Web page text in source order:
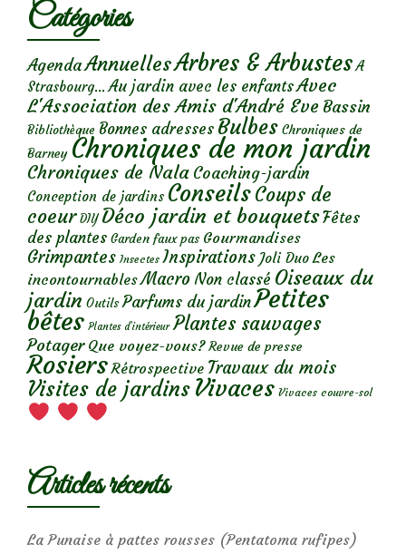
Catégories
AgendaAnnuellesArbres & Arbustes A
Strasbourg... Au jardin avec les enfantsAvec
L'Association des Amis d'André Eve Bassin
Bibliothèque Bonnes adresses Bulbes Chroniques de
Barney Chroniques de mon jardin
Chroniques de Nala Coaching-jardin
Conception de jardins ConseilsCoups de
coeur DIY Déco jardin et bouquetsFêtes
des plantes Garden faux pas Gourmandises
Grimpantes Insectes Inspirations Joli Duo Les
incontournables Macro Non classé Oiseaux du
jardin Outils Parfums du jardinPetites
bêtes Plantes d’intérieur Plantes sauvages
Potager Que voyez-vous? Revue de presse
Rosiers Rétrospective Travaux du mois
Visites de jardins Vivaces Vivaces couvre-sol
Articles récents
La Punaise à pattes rousses (Pentatoma rufipes)